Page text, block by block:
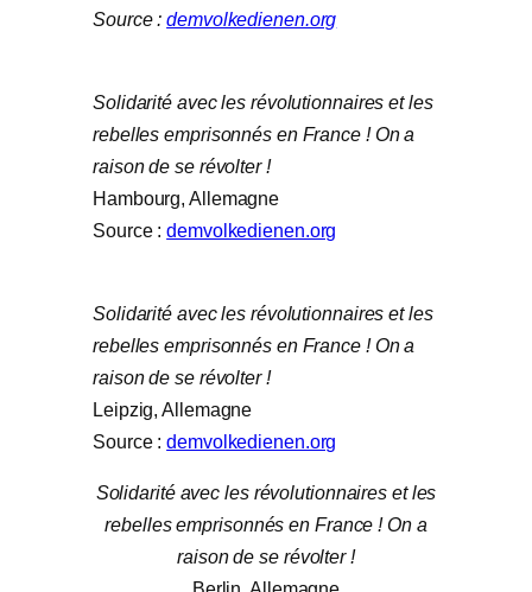
Source :demvolkedienen.org
Solidarité avec les révolutionnaires et les
rebelles emprisonnés en France ! On a
raison de se révolter !
Hambourg, Allemagne
Source :demvolkedienen.org
Solidarité avec les révolutionnaires et les
rebelles emprisonnés en France ! On a
raison de se révolter !
Leipzig, Allemagne
Source :demvolkedienen.org
Solidarité avec les révolutionnaires et les
rebelles emprisonnés en France ! On a
raison de se révolter !